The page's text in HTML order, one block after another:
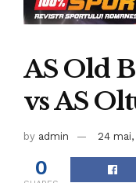
AS Old
vs AS
by admin 24 mai,
0